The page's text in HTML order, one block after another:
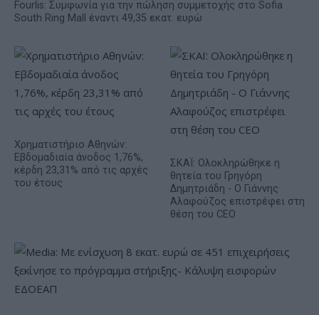
Fourlis: Συμφωνία για την πώληση συμμετοχής στο Sofia
South Ring Mall έναντι 49,35 εκατ. ευρώ
Χρηματιστήριο Αθηνών:
Εβδομαδιαία άνοδος 1,76%,
κέρδη 23,31% από τις αρχές
του έτους
ΣΚΑΪ: Ολοκληρώθηκε η
θητεία του Γρηγόρη
Δημητριάδη - Ο Γιάννης
Αλαφούζος επιστρέφει στη
θέση του CEO